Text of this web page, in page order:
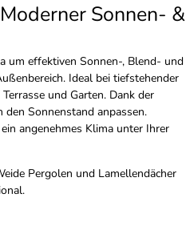
Sonnen- &
um effektiven Sonnen-, Blend- und
Ideal bei tiefstehender
und Garten. Dank der
Sonnenstand anpassen.
angenehmes Klima unter Ihrer
Pergolen und Lamellendächer